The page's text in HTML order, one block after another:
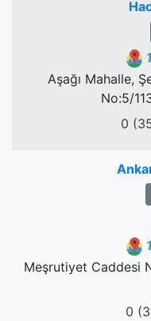
Aşağı Mahalle,
No:5/
0
Meşrutiyet Caddesi
0